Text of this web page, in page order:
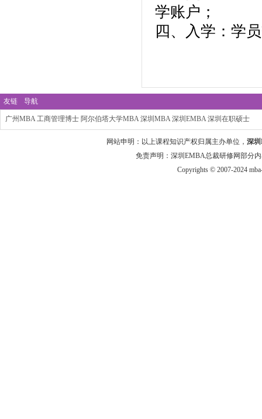
学账户；
四、入学：学
友链 导航
广州MBA 工商管理博士 阿尔伯塔大学MBA 深圳MBA 深圳EMBA 深圳在职硕士
网站申明：以上课程知识产权归属主办单位， 深
免责声明：深圳EMBA总裁研修网部分
Copyrights © 2007-2024